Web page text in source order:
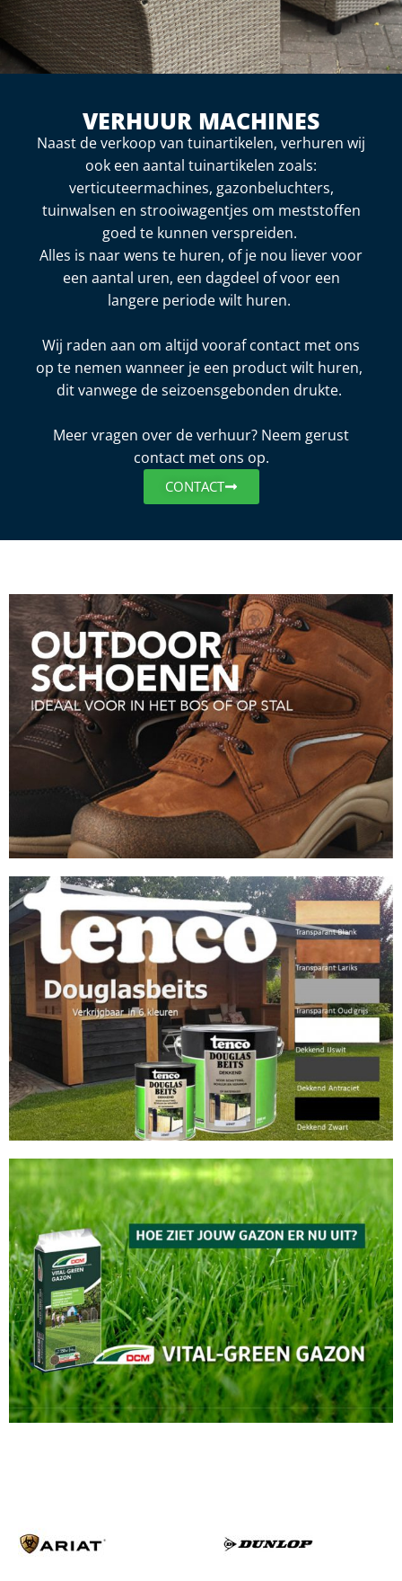
VERHUUR MACHINES
Naast de verkoop van tuinartikelen, verhuren wij
ook een aantal tuinartikelen zoals:
verticuteermachines, gazonbeluchters,
tuinwalsen en strooiwagentjes om meststoffen
goed te kunnen verspreiden.
Alles is naar wens te huren, of je nou liever voor
een aantal uren, een dagdeel of voor een
langere periode wilt huren.
Wij raden aan om altijd vooraf contact met ons
op te nemen wanneer je een product wilt huren,
dit vanwege de seizoensgebonden drukte.
Meer vragen over de verhuur? Neem gerust
contact met ons op.
CONTACT